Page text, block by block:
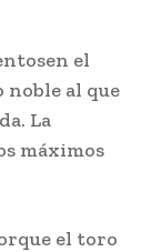
el
noble al que
La
máximos
el toro